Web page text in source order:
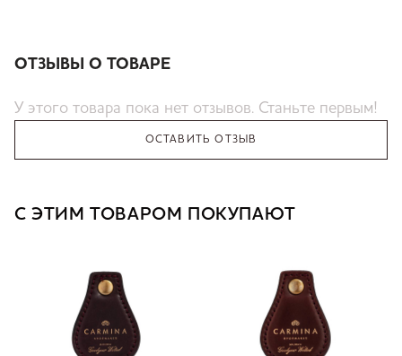
ОТЗЫВЫ О ТОВАРЕ
У этого товара пока нет отзывов. Станьте первым!
ОСТАВИТЬ ОТЗЫВ
С ЭТИМ ТОВАРОМ ПОКУПАЮТ